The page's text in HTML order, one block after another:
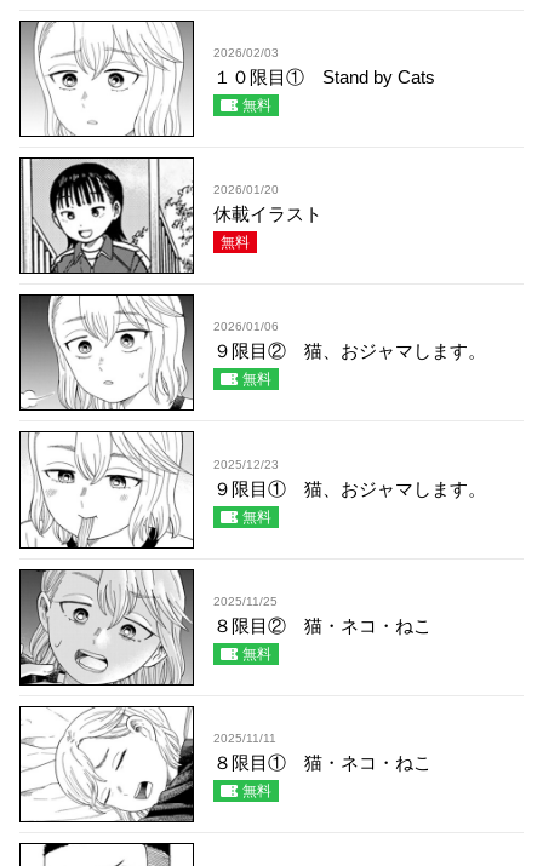
2026/02/03
１０限目① Stand by Cats
無料
2026/01/20
休載イラスト
無料
2026/01/06
９限目② 猫、おジャマします。
無料
2025/12/23
９限目① 猫、おジャマします。
無料
2025/11/25
８限目② 猫・ネコ・ねこ
無料
2025/11/11
８限目① 猫・ネコ・ねこ
無料